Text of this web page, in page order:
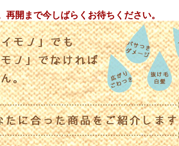
開まで今しばらくお待ちください。